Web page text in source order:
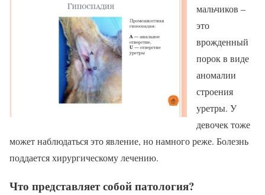
мальчиков –
это
врожденный
порок в виде
аномалии
строения
уретры. У
девочек тоже
может наблюдаться это явление, но намного реже. Болезнь
поддается хирургическому лечению.
Что представляет собой патология?